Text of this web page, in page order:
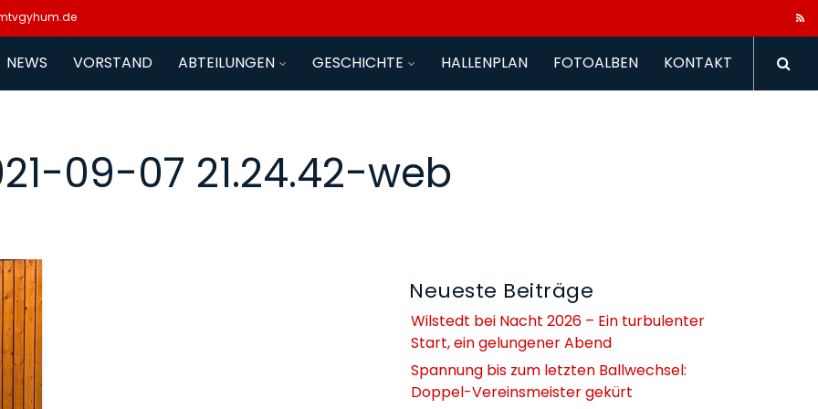
NEWS VORSTAND ABTEILUNGEN GESCHICHTE HALLENPLAN FOTOALBEN KONTAKT
09-07 21.24.42-web
Neueste Beiträge
Wilstedt bei Nacht 2026 – Ein turbulenter
Start, ein gelungener Abend
Spannung bis zum letzten Ballwechsel:
Doppel-Vereinsmeister gekürt